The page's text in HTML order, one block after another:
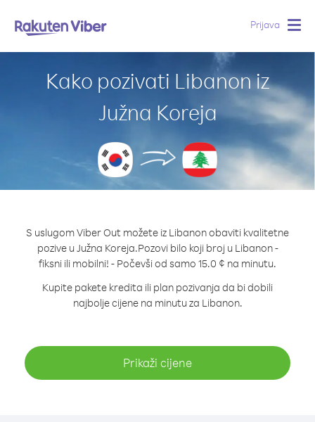
Prijava
Kako pozivati Libanon iz
Južna Koreja
S uslugom Viber Out možete iz Libanon obaviti kvalitetne
pozive u Južna Koreja.Pozovi bilo koji broj u Libanon -
fiksni ili mobilni! - Počevši od samo 15.0 ¢ na minutu.
Kupite pakete kredita ili plan pozivanja da bi dobili
najbolje cijene na minutu za Libanon.
Prikaži cijene